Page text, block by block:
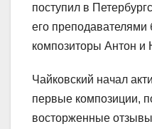
поступил в
его
композиторы Антон
Чайковский начал
первые композиции,
восторженные